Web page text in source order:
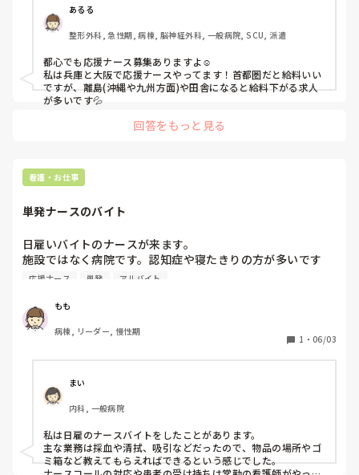
あるる
整形外科, 急性期, 病棟, 脳神経外科, 一般病院, SCU, 派遣
都心でも応援ナース募集ありますよ☺️
私は兵庫と大阪で応援ナースやってます！首都圏だと給料いい
ですが、離島(沖縄や九州方面)や田舎になると給料下がる求人
が多いです💦
回答をもっと見る
看護・お仕事
単発ナースのバイト
日雇いバイトのナースが来ます。
施設ではなく病院です。認知症や寝たきりの方が多いです
が、内科病棟です。確かに人員は不足しており、応援ナース
い日雇いバイトを使うことになったそうですが、そんなバカ
な話があるかって感じです。
外回りをメインでやってもらうそうですが、単発の人が働き
やすい環境とは思えず、結局は誰かが付きっきりにならざる
を得ないと思います。
単発バイトのナースなんて雇ってるとこありますか？
応援ナース 単発 アルバイト
もも
病棟, リーダー, 慢性期
1 ・ 06/03
まい
内科, 一般病院
私は日雇のナースバイトをしたことがあります。
主な業務は採血や清拭、吸引などだったので、物品の場所やゴ
ミ箱など教えてもらえればできるという感じでした。